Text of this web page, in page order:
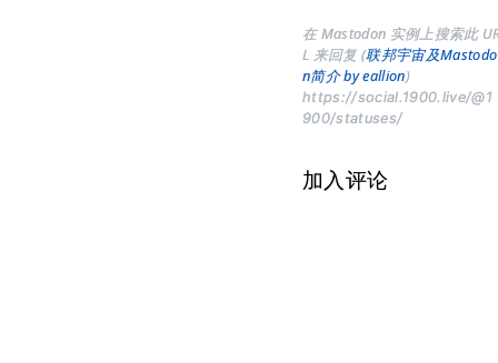
在 Mastodon 实例上搜索此
L 来回复 (联邦宇宙及Mastodo
n简介 by eallion)
https://social.1900.live/@1
900/statuses/
加入评论